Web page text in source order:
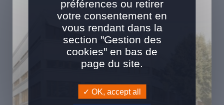
préférences ou retirer
votre consentement en
vous rendant dans la
section "Gestion des
cookies" en bas de
page du site.
OK, accept all